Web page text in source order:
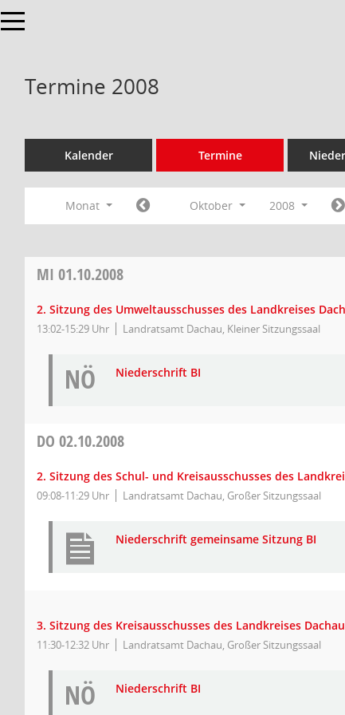
Toggle navigation
Termine 2008
Kalender Termine
Monat Oktober 2008
MI 01.10.2008
2. Sitzung des Umweltausschusses des Landkreises
13:02-15:29 Uhr Landratsamt Dachau, Kleiner Sitzungssaal
NÖ Niederschrift BI
DO 02.10.2008
2. Sitzung des Schul- und Kreisausschusses des
09:08-11:29 Uhr Landratsamt Dachau, Großer Sitzungssaal
Niederschrift gemeinsame Sitzung BI
3. Sitzung des Kreisausschusses des Landkreises Dachau
11:30-12:32 Uhr Landratsamt Dachau, Großer Sitzungssaal
NÖ Niederschrift BI